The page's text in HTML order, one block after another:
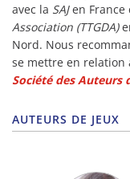
avec la SAJen France
Association (TTGDA)
Nord. Nous
se mettre en relation
Société des Auteurs
AUTEURS DE JEUX